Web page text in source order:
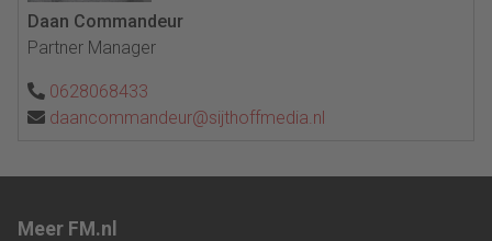
Daan Commandeur
Partner Manager
0628068433
daancommandeur@sijthoffmedia.nl
Meer FM.nl